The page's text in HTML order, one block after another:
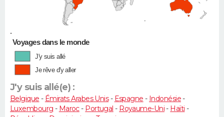
•
Voyages dans le monde
J'y suis allé
Je rêve d'y aller
J'y suis allé(e) :
Belgique - Émirats Arabes Unis- Espagne - Indonésie-
Luxembourg - Maroc- Portugal - Royaume-Uni- Haïti -